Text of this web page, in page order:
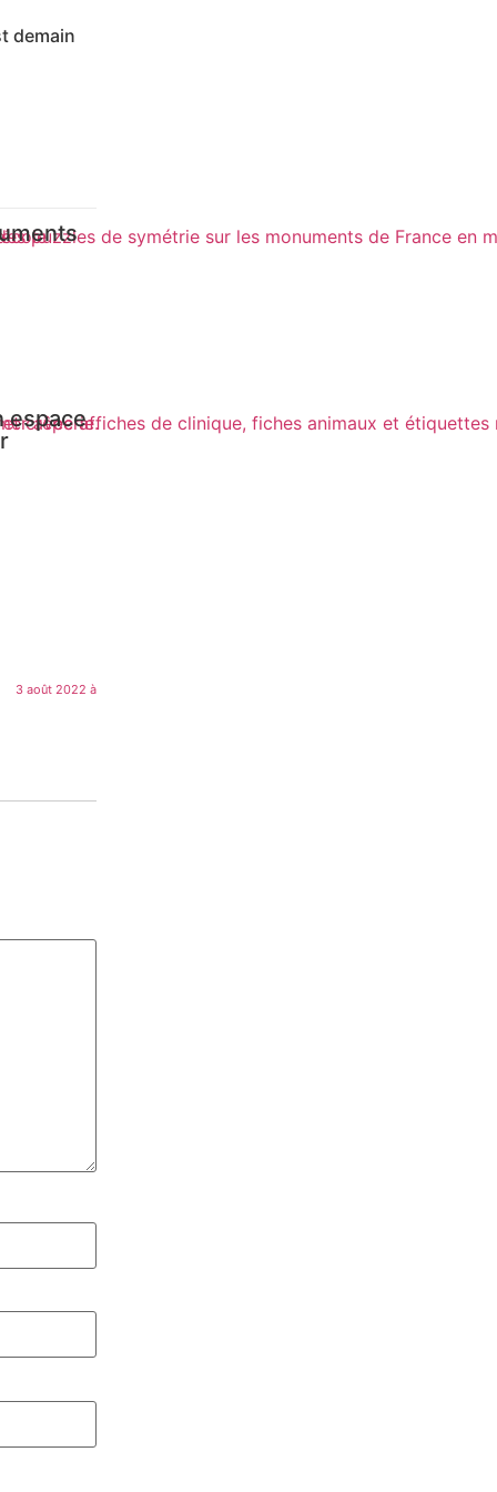
demain
espace
3 août 2022 à